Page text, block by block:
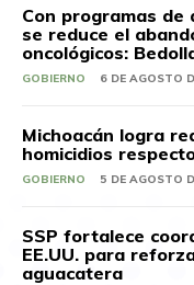
Con programas de
se reduce el
oncológicos:
GOBIERNO 6 DE AGOSTO
Michoacán logra
homicidios
GOBIERNO 5 DE AGOSTO
SSP fortalece
EE.UU. para
aguacatera